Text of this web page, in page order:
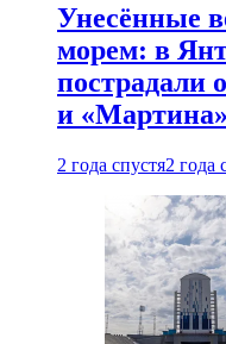
Унесённые
морем: в
пострадали
и «Мартина»
2 года спустя2 года